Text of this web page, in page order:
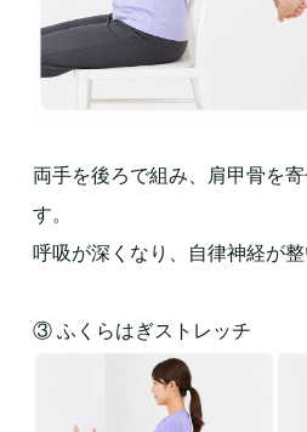
両手を後ろで組み、肩甲骨を
す。
呼吸が深くなり、自律神経が整
③ ふくらはぎストレッチ